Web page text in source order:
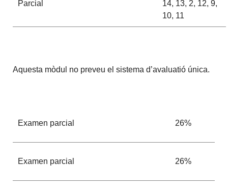
Parcial
14, 13, 2, 12, 9,
10, 11
Aquesta mòdul no preveu el sistema d’avaluatió única.
Examen parcial 26%
Examen parcial 26%